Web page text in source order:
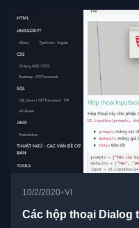
10/2/2020•VI
Các hộp thoại Dialog